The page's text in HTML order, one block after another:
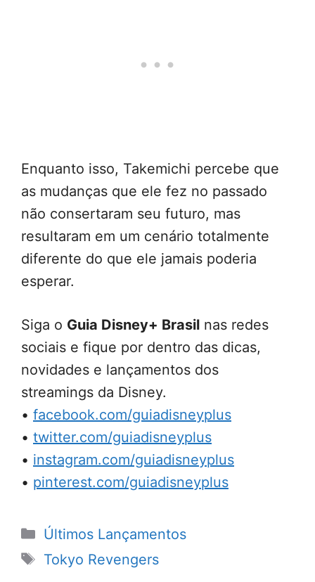
Enquanto isso, Takemichi percebe que
as mudanças que ele fez no passado
não consertaram seu futuro, mas
resultaram em um cenário totalmente
diferente do que ele jamais poderia
esperar.
Siga o Guia Disney+ Brasil nas redes
sociais e fique por dentro das dicas,
novidades e lançamentos dos
streamings da Disney.
• facebook.com/guiadisneyplus
• twitter.com/guiadisneyplus
• instagram.com/guiadisneyplus
• pinterest.com/guiadisneyplus
Categorias
Últimos Lançamentos
Tags
Tokyo Revengers